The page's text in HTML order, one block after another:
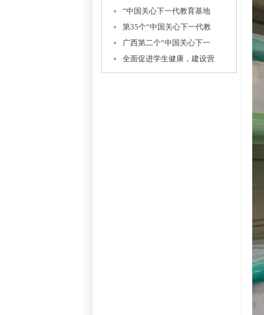
“中国关心下一代教育基地
第35个“中国关心下一代教
广西第二个“中国关心下一
全面促进学生健康，建设营